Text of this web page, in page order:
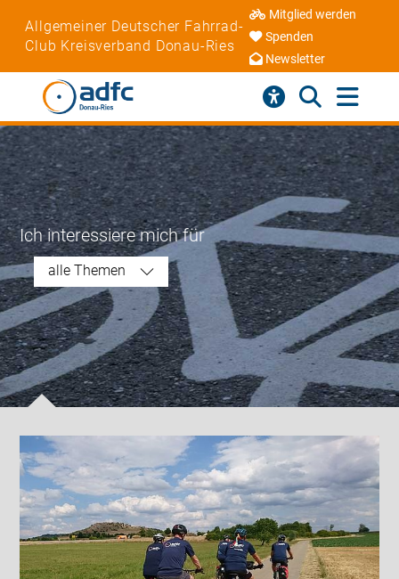
Allgemeiner Deutscher Fahrrad-
Club Kreisverband Donau-Ries
Mitglied werden
Spenden
Newsletter
Ich interessiere mich für
alle Themen